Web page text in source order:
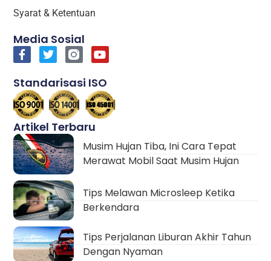
Artikel Terbaru
Musim Hujan Tiba, Ini Cara Tepat
Merawat Mobil Saat Musim Hujan
Tips Melawan Microsleep Ketika
Berkendara
Tips Perjalanan Liburan Akhir Tahun
Dengan Nyaman
Syarat & Ketentuan
Media Sosial
Standarisasi ISO